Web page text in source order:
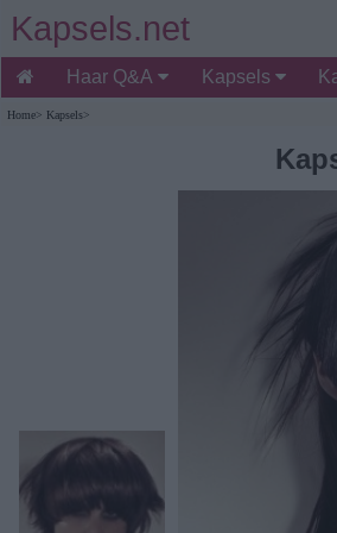
Kapsels.net
Haar Q&A Kapsels
Home> Kapsels>